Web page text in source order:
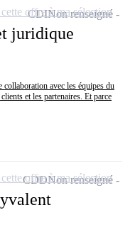
juridique
avec les équipes du
et les partenaires. Et parce
CDINon renseigné
offre à ma sélection
CDDNon renseigné
offre à ma sélection